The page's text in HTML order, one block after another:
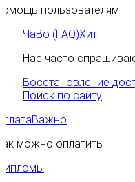
пользователям
ЧаВо (FAQ)Хит
Нас часто
Восстановление
Поиск по сайту
Важно
можно оплатить